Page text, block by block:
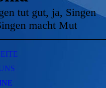
tut gut, ja, Singen
macht Mut